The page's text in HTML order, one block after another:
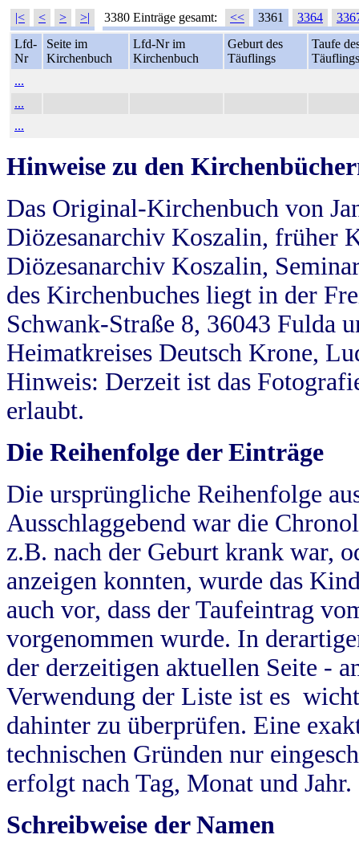
|< < > >| 3380 Einträge gesamt: << 3361 3364
Lfd-
Nr
Seite im
Kirchenbuch
Lfd-Nr im
Kirchenbuch
Geburt des
Täuflings
Taufe
Täuflings
...
...
...
Hinweise zu den
Das Original-Kirchenbuch von
Diözesanarchiv Koszalin, früher
Diözesanarchiv Koszalin,
des Kirchenbuches liegt in der
Schwank-Straße 8, 36043 Fulda
Heimatkreises Deutsch Krone,
Hinweis: Derzeit ist das
erlaubt.
Die Reihenfolge der Einträge
Die ursprüngliche Reihenfolge
Ausschlaggebend war die
z.B. nach der Geburt krank war,
anzeigen konnten, wurde das
auch vor, dass der Taufeintrag
vorgenommen wurde. In
der derzeitigen aktuellen Seite -
Verwendung der Liste ist es
dahinter zu überprüfen. Eine
technischen Gründen nur
erfolgt nach Tag, Monat und Jahr.
Schreibweise der Namen